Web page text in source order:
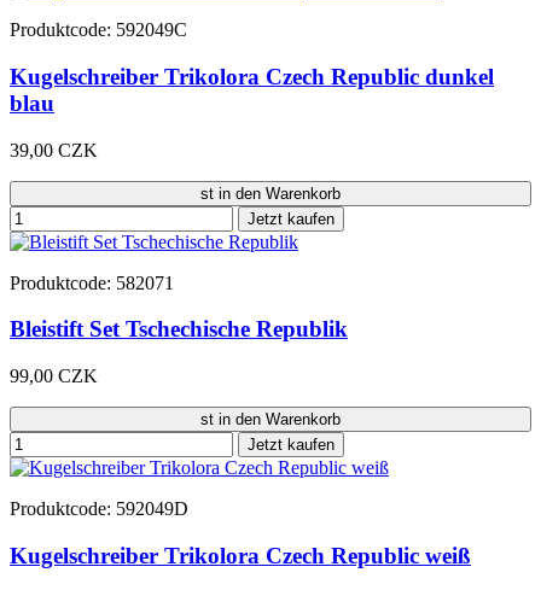
Produktcode: 592049C
Kugelschreiber Trikolora Czech Republic dunkel
blau
39,00 CZK
st in den Warenkorb
Jetzt kaufen
Produktcode: 582071
Bleistift Set Tschechische Republik
99,00 CZK
st in den Warenkorb
Jetzt kaufen
Produktcode: 592049D
Kugelschreiber Trikolora Czech Republic weiß